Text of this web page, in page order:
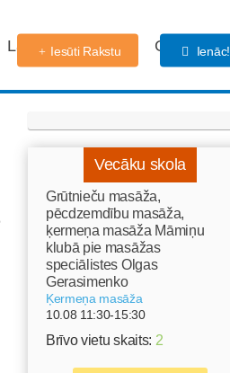
Labdarības fonds Gaidības
Iesūti Rakstu Ienāc!
Vecāku skola
Grūtnieču masāža,
pēcdzemdību masāža,
ķermeņa masāža Māmiņu
klubā pie masāžas
speciālistes Olgas
Gerasimenko
Ķermeņa masāža
10.08 11:30-15:30
Brīvo vietu skaits: 2